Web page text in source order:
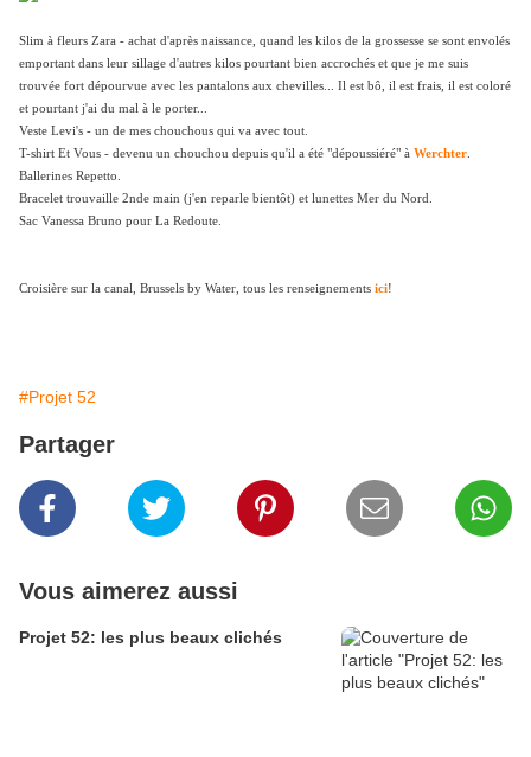
Slim à fleurs Zara - achat d'après naissance, quand les kilos de la grossesse se sont envolés
emportant dans leur sillage d'autres kilos pourtant bien accrochés et que je me suis
trouvée fort dépourvue avec les pantalons aux chevilles... Il est bô, il est frais, il est coloré
et pourtant j'ai du mal à le porter...
Veste Levi's - un de mes chouchous qui va avec tout.
T-shirt Et Vous - devenu un chouchou depuis qu'il a été "dépoussiéré" à Werchter
Ballerines Repetto.
Bracelet trouvaille 2nde main (j'en reparle bientôt) et lunettes Mer du Nord.
Sac Vanessa Bruno pour La Redoute.
Croisière sur la canal, Brussels by Water, tous les renseignements ici!
#Projet 52
Partager
Vous aimerez aussi
Projet 52: les plus beaux clichés